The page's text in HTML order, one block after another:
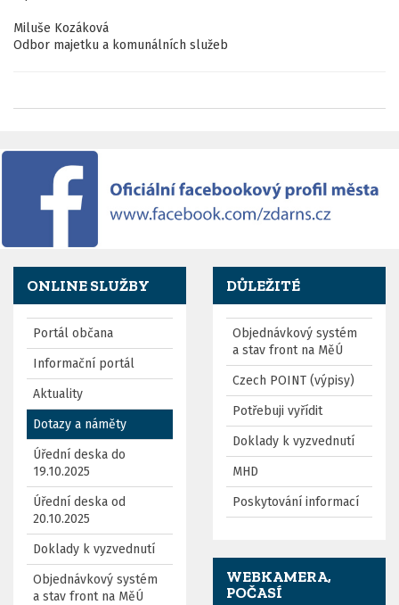
Miluše Kozáková
Odbor majetku a komunálních služeb
ONLINE SLUŽBY
Portál občana
Informační portál
Aktuality
Dotazy a náměty
Úřední deska do
19.10.2025
Úřední deska od
20.10.2025
Doklady k vyzvednutí
Objednávkový systém
a stav front na MěÚ
DŮLEŽITÉ
Objednávkový systém
a stav front na MěÚ
Czech POINT (výpisy)
Potřebuji vyřídit
Doklady k vyzvednutí
MHD
Poskytování informací
WEBKAMERA,
POČASÍ